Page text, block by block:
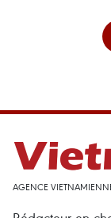
AGENCE